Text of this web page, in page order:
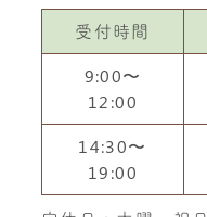
受付時間
9:00〜
12:00
14:30〜
19:00